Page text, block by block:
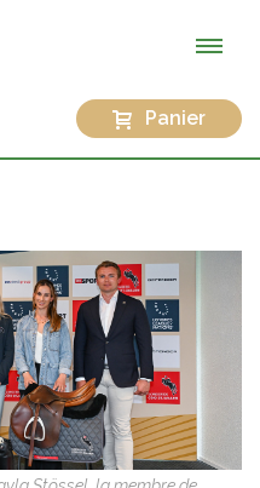
Panier